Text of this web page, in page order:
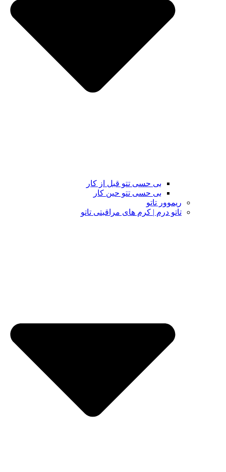
بی حسی تتو قبل از کار
بی حسی تتو حین کار
ریموور تاتو
تاتو درم | کرم های مراقبتی تاتو